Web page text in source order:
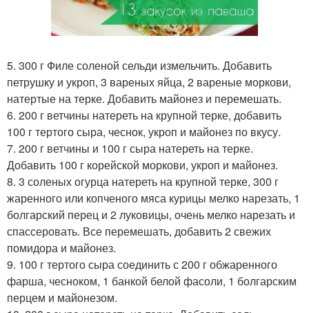
5. 300 г Филе соленой сельди измельчить. Добавить
петрушку и укроп, 3 вареных яйца, 2 вареные моркови,
натертые на терке. Добавить майонез и перемешать.
6. 200 г ветчины натереть на крупной терке, добавить
100 г тертого сыра, чеснок, укроп и майонез по вкусу.
7. 200 г ветчины и 100 г сыра натереть на терке.
Добавить 100 г корейской моркови, укроп и майонез.
8. 3 соленых огурца натереть на крупной терке, 300 г
жаренного или копченого мяса курицы мелко нарезать, 1
болгарский перец и 2 луковицы, очень мелко нарезать и
спассеровать. Все перемешать, добавить 2 свежих
помидора и майонез.
9. 100 г тертого сыра соединить с 200 г обжаренного
фарша, чесноком, 1 банкой белой фасоли, 1 болгарским
перцем и майонезом.